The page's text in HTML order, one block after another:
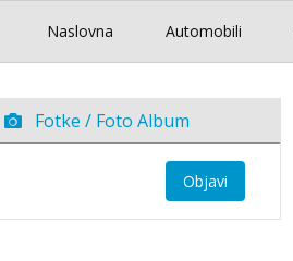
Naslovna Automobili
Fotke / Foto Album
Objavi